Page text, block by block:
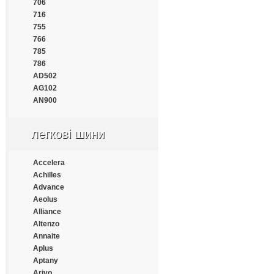
Continental
Cooper
Cooper Chengshan
Cossack
Cratos
CrossWind
Daewoo
Dayton
Debica
Distance
Double Happiness
Double Road
Doublestar
Doupro
Drivemaster
Dunlop
Duraturn
Durun
Eced
Ecovision
706
716
755
766
785
786
AD502
AG102
AN900
легкові шини
Accelera
Achilles
Advance
Aeolus
Alliance
Altenzo
Annaite
Aplus
Aptany